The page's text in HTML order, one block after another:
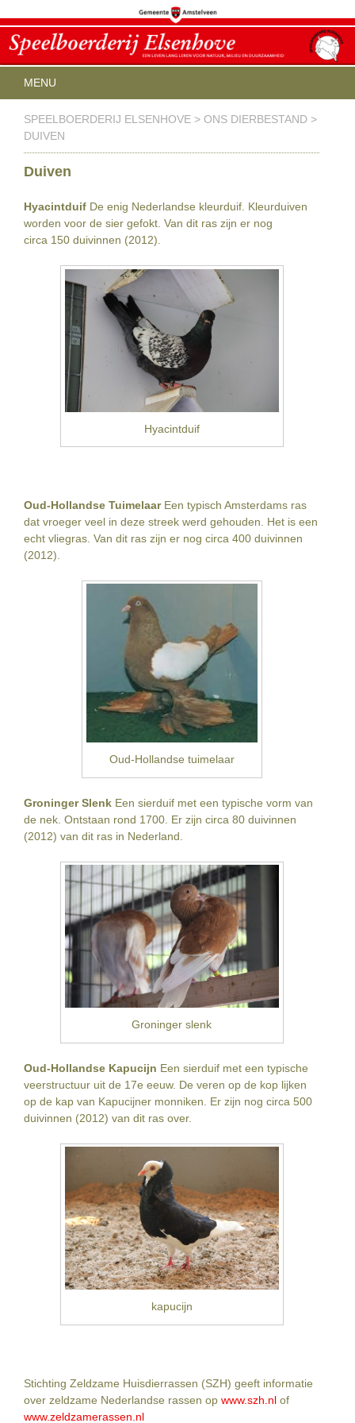
Menu
SPRING NAAR INHOUD
MENU
AGENDA
KINDERFEESTJES
THEEHUIS IN DEN PAPPOT
SPEELBOERDERIJ ELSENHOVE > ONS DIERBESTAND >
DUIVEN
Duiven
Hyacintduif De enig Nederlandse kleurduif. Kleurduiven
worden voor de sier gefokt. Van dit ras zijn er nog
circa 150 duivinnen (2012).
Hyacintduif
Oud-Hollandse Tuimelaar Een typisch Amsterdams ras
dat vroeger veel in deze streek werd gehouden. Het is een
echt vliegras. Van dit ras zijn er nog circa 400 duivinnen
(2012).
Oud-Hollandse tuimelaar
Groninger Slenk Een sierduif met een typische vorm van
de nek. Ontstaan rond 1700. Er zijn circa 80 duivinnen
(2012) van dit ras in Nederland.
Groninger slenk
Oud-Hollandse Kapucijn Een sierduif met een typische
veerstructuur uit de 17e eeuw. De veren op de kop lijken
op de kap van Kapucijner monniken. Er zijn nog circa 500
duivinnen (2012) van dit ras over.
kapucijn
Stichting Zeldzame Huisdierrassen (SZH) geeft informatie
over zeldzame Nederlandse rassen op www.szh.nl of
www.zeldzamerassen.nl